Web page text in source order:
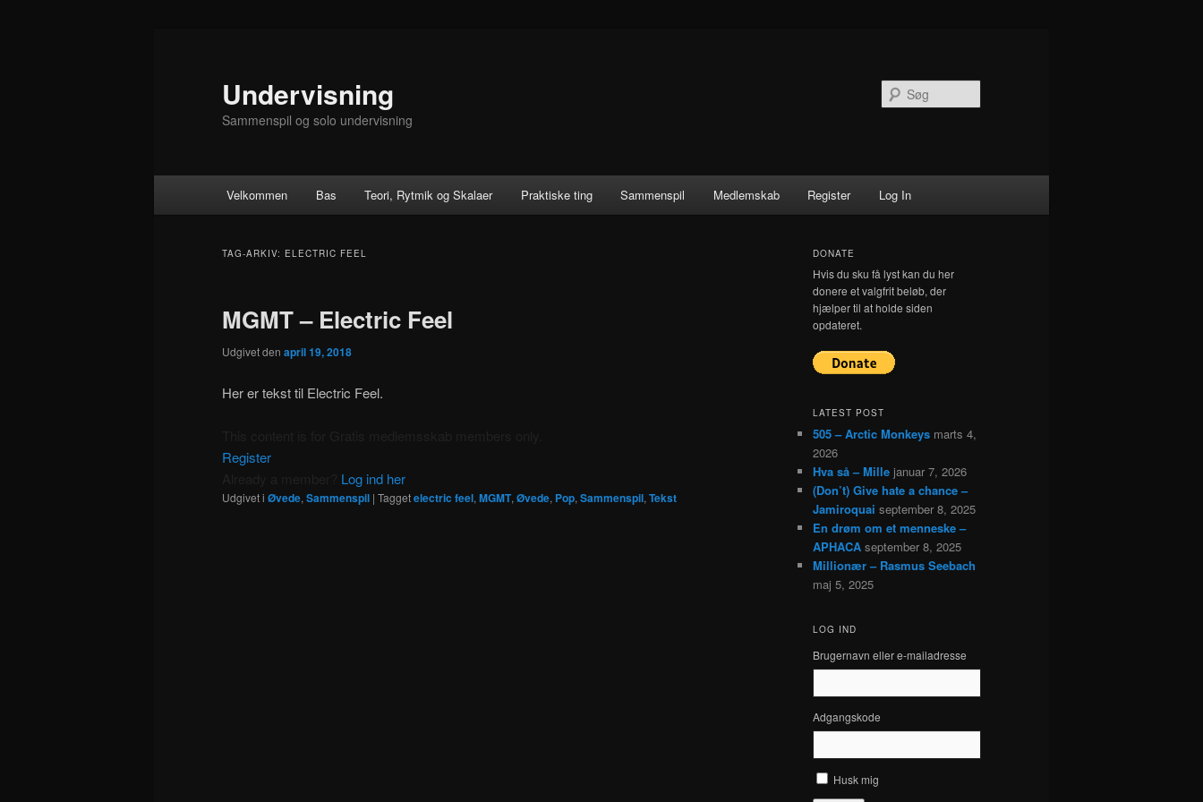
Undervisning
Sammenspil og solo undervisning
Velkommen Bas Teori, Rytmik og Skalaer Praktiske ting Sammenspil Medlemskab Register Log In
TAG-ARKIV: ELECTRIC FEEL
MGMT – Electric Feel
Udgivet den april 19, 2018
Her er tekst til Electric Feel.
Register
Log ind her
Udgivet i Øvede, Sammenspil | Taggetelectric feel, MGMT, Øvede, Pop, Sammenspil, Tekst
DONATE
Hvis du sku få lyst kan du her
donere et valgfrit beløb, der
hjælper til at holde siden
opdateret.
LATEST POST
505 – Arctic Monkeys marts 4,
2026
Hva så – Mille januar 7, 2026
(Don’t) Give hate a chance –
Jamiroquai september 8, 2025
En drøm om et menneske –
APHACA september 8, 2025
Millionær – Rasmus Seebach
maj 5, 2025
LOG IND
Brugernavn eller e-mailadresse
Adgangskode
Husk mig